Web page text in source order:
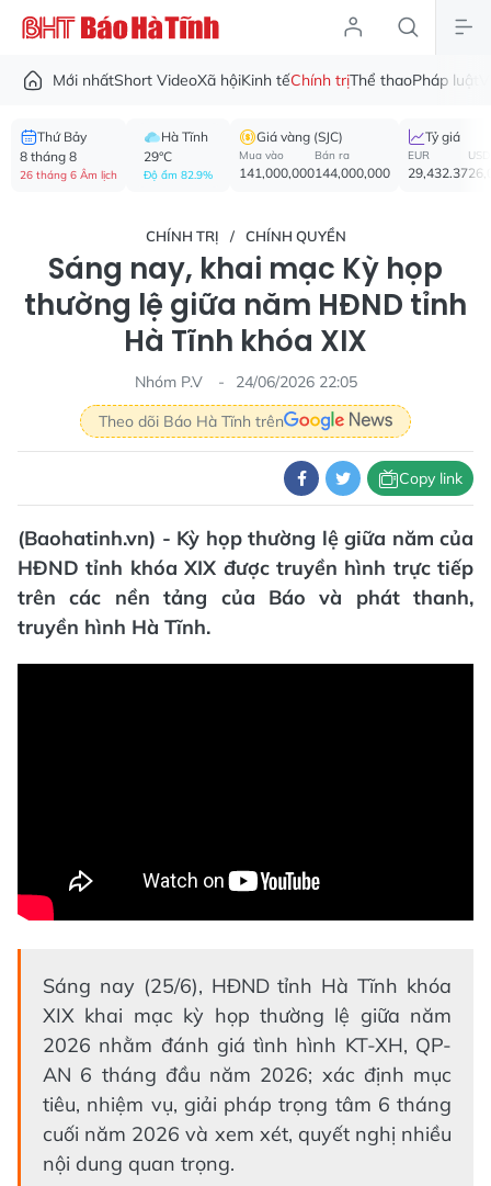
Mới nhấtShort VideoXã hộiKinh tếChính trịThể thaoPháp luật
Thứ Bảy
8 tháng 8
26 tháng 6 Âm lịch
Hà Tĩnh
29°C
Độ ẩm 82.9%
Giá vàng (SJC)
Mua vào
141,000,000
Bán ra
144,000,000
Tỷ giá
EUR
29,432.37
USD
CHÍNH TRỊ CHÍNH QUYỀN
Sáng nay, khai mạc Kỳ họp
thường lệ giữa năm HĐND tỉnh
Hà Tĩnh khóa XIX
Nhóm P.V
24/06/2026 22:05
Theo dõi Báo Hà Tĩnh trên
Copy link
(Baohatinh.vn) - Kỳ họp thường lệ giữa năm của
HĐND tỉnh khóa XIX được truyền hình trực tiếp
trên các nền tảng của Báo và phát thanh,
truyền hình Hà Tĩnh.
Sáng nay (25/6), HĐND tỉnh Hà Tĩnh khóa
XIX khai mạc kỳ họp thường lệ giữa năm
2026 nhằm đánh giá tình hình KT-XH, QP-
AN 6 tháng đầu năm 2026; xác định mục
tiêu, nhiệm vụ, giải pháp trọng tâm 6 tháng
cuối năm 2026 và xem xét, quyết nghị nhiều
nội dung quan trọng.